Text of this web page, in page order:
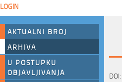
LOGIN
AKTUALNI BROJ
ARHIVA
U POSTUPKU
OBJAVLJIVANJA
DOI: